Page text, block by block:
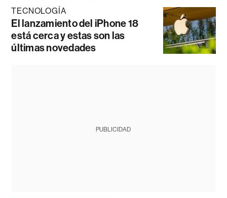
TECNOLOGÍA
El lanzamiento del iPhone 18
está cerca y estas son las
últimas novedades
PUBLICIDAD